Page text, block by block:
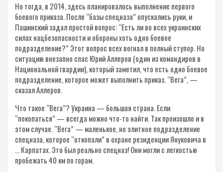
Но тогда, в 2014, здесь планировалось выполнение первого
боевого приказа. После “базы спецназа” опускались руки, и
Пашинский задал простой вопрос: “Есть ли во всех украинских
силах нацбезопасности и обороны хоть одно боевое
подразделение?” Этот вопрос всех вогнал в полный ступор. Но
ситуацию внезапно спас Юрий Аллеров (один из командиров в
Национальной гвардии), который заметил, что есть одно боевое
подразделение, которое может выполнить приказ. “Вега”, —
сказал Аллеров.
Что такое “Вега”? Украина — большая страна. Если
“покопаться” — всегда можно что-то найти. Так произошло и в
этом случае. “Вега” — маленькое, но элитное подразделение
спецназа, которое “откопали” в охране резиденции Януковича в
… Карпатах. Это был реально спецназ! Они могли с легкостью
пробежать 40 км по горам.